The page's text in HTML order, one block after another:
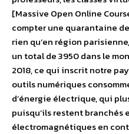
[Massive Open Online
compter une quarantaine
rien qu’en région
un total de 3950 dans le
2018, ce qui inscrit notre
outils numériques
d’énergie électrique, qui
puisqu’ils restent branchés
électromagnétiques en